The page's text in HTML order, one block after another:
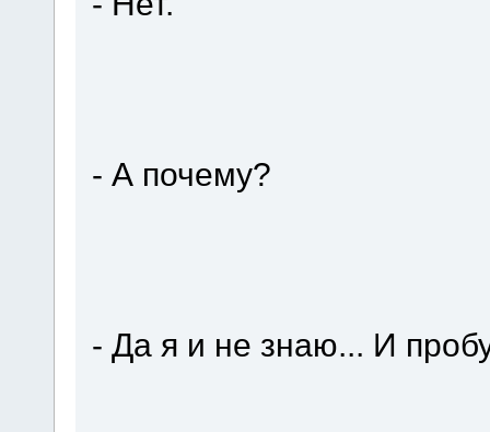
- А почему?
- Да я и не знаю... И